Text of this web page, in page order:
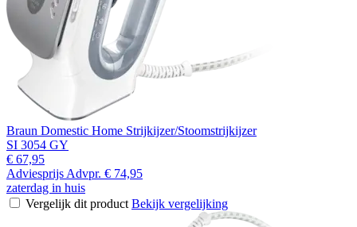
Braun Domestic Home Strijkijzer/Stoomstrijkijzer
SI 3054 GY
€ 67,95
Adviesprijs Advpr. € 74,95
zaterdag in huis
Vergelijk dit product Bekijk vergelijking